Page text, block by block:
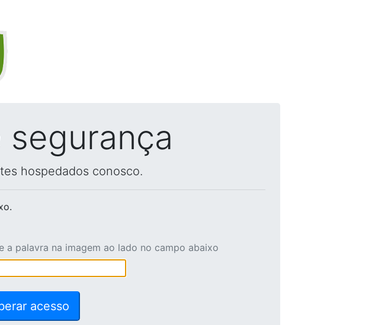
hospedados conosco.
a palavra na imagem ao lado no campo abaixo